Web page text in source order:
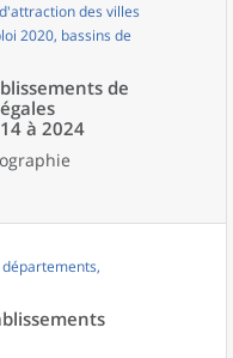
des villes
2020, bassins de
de
à 2024